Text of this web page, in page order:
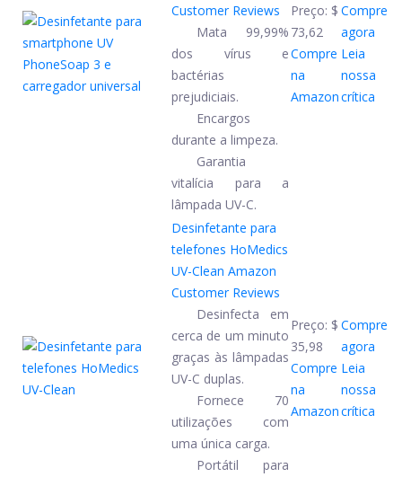
Customer Reviews
Mata 99,99%
dos vírus e
bactérias
prejudiciais.
Encargos
durante a limpeza.
Garantia
vitalícia para a
lâmpada UV-C.
Preço: $
73,62
Compre
na
Amazon
Compre
agora
Leia
nossa
crítica
Desinfetante para
telefones HoMedics
UV-Clean Amazon
Customer Reviews
Desinfecta em
cerca de um minuto
graças às lâmpadas
UV-C duplas.
Fornece 70
utilizações com
uma única carga.
Portátil para
Preço: $
35,98
Compre
na
Amazon
Compre
agora
Leia
nossa
crítica